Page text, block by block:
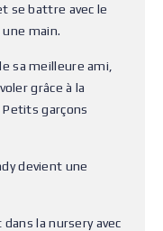
se battre avec le
une main.
sa meilleure ami,
grâce à la
garçons
devient une
la nursery avec